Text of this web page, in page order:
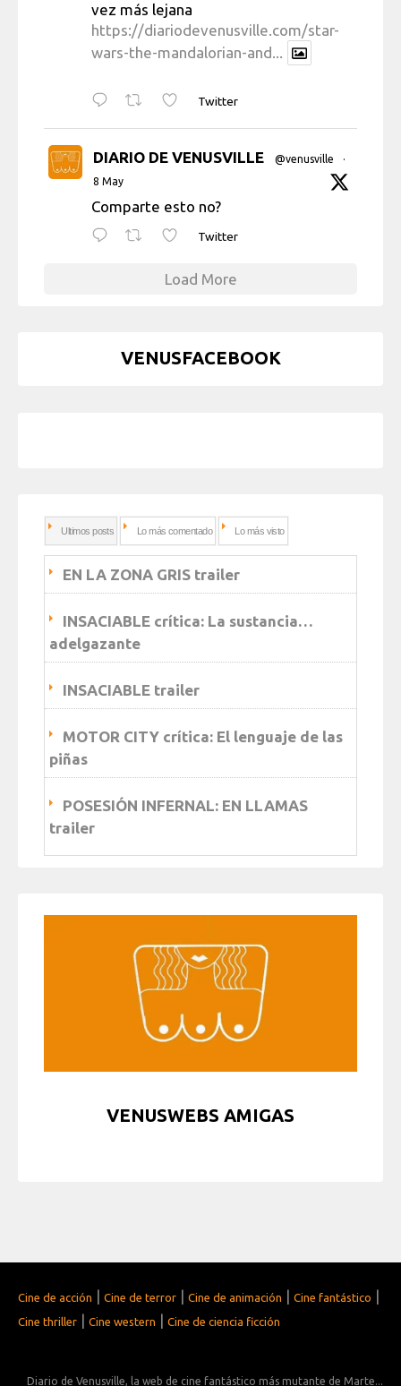
vez más lejana
https://diariodevenusville.com/star-
wars-the-mandalorian-and...
Twitter
DIARIO DE VENUSVILLE @venusville
·
8 May
Comparte esto no?
Twitter
Load More
VENUSFACEBOOK
Ultimos posts Lo más comentado Lo más visto
EN LA ZONA GRIS trailer
INSACIABLE crítica: La sustancia…
adelgazante
INSACIABLE trailer
MOTOR CITY crítica: El lenguaje de las
piñas
POSESIÓN INFERNAL: EN LLAMAS
trailer
VENUSWEBS AMIGAS
Cine de acción | Cine de terror | Cine de animación | Cine fantástico |
Cine thriller | Cine western | Cine de ciencia ficción
Diario de Venusville, la web de cine fantástico más mutante de Marte...